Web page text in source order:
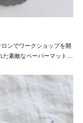
ンでワークショップを開
た素敵なペーパーマット…